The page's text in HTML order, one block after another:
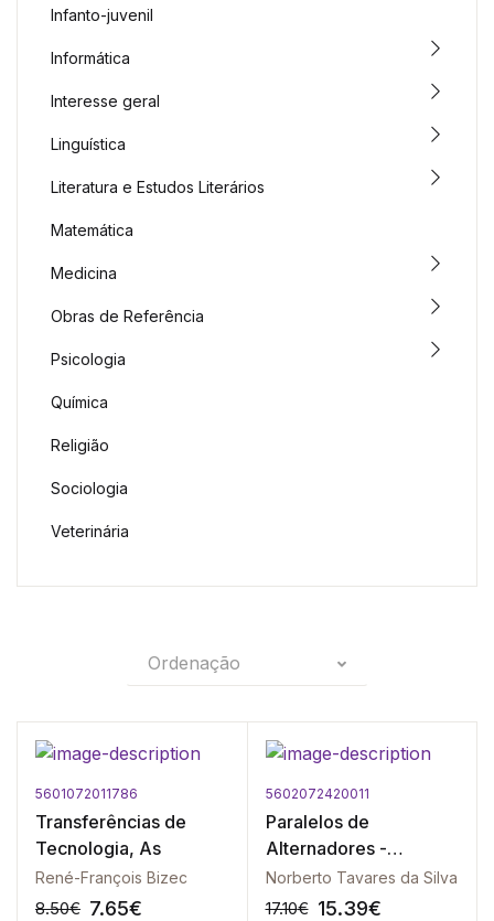
Ordenação
5601072011786
Transferências de
Tecnologia, As
René-François Bizec
8.50€ 7.65€
5602072420011
Paralelos de
Alternadores -
Conceitos Básicos
Norberto Tavares da Silva
17.10€ 15.39€
Infanto-juvenil
Informática
Interesse geral
Linguística
Literatura e Estudos Literários
Matemática
Medicina
Obras de Referência
Psicologia
Química
Religião
Sociologia
Veterinária